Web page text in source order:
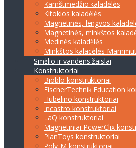
Kamštmedžio kaladėlės
Kitokios kaladėlės
Magnetinės, lengvos
Magnetinės, minkštos
Medinės kaladėlės
Minkštos kaladėlės
Smėlio ir vandens žaislai
Konstruktoriai
Bioblo konstruktoriai
FischerTechnik Education
Hubelino konstruktoriai
Incastro konstruktoriai
LaQ konstruktoriai
Magnetiniai PowerClix
PlanToys konstruktoriai
Poly-M konstruktoriai